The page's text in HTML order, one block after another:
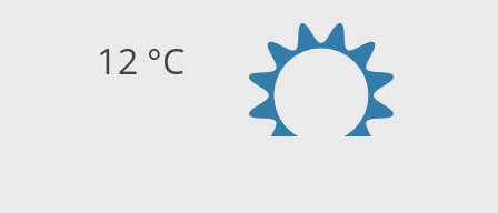
12 °C